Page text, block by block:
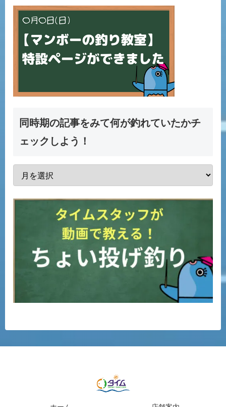
同時期の記事をみて何が釣れていたかチ
ェックしよう！